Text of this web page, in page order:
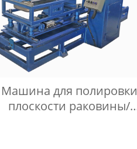
Машина для полировки
плоскости раковины/